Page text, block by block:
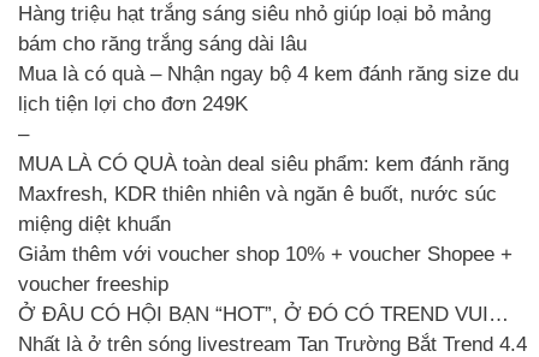
Hàng triệu hạt trắng sáng siêu nhỏ giúp loại bỏ mảng
bám cho răng trắng sáng dài lâu
Mua là có quà – Nhận ngay bộ 4 kem đánh răng size du
lịch tiện lợi cho đơn 249K
–
MUA LÀ CÓ QUÀ toàn deal siêu phẩm: kem đánh răng
Maxfresh, KDR thiên nhiên và ngăn ê buốt, nước súc
miệng diệt khuẩn
Giảm thêm với voucher shop 10% + voucher Shopee +
voucher freeship
Ở ĐÂU CÓ HỘI BẠN “HOT”, Ở ĐÓ CÓ TREND VUI…
Nhất là ở trên sóng livestream Tan Trường Bắt Trend 4.4